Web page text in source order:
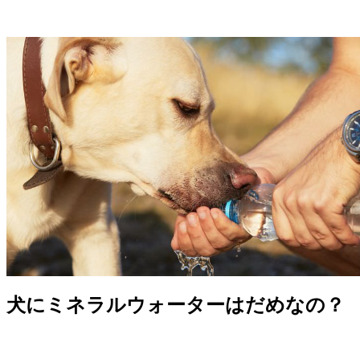
犬にミネラルウォーターはだめなの？